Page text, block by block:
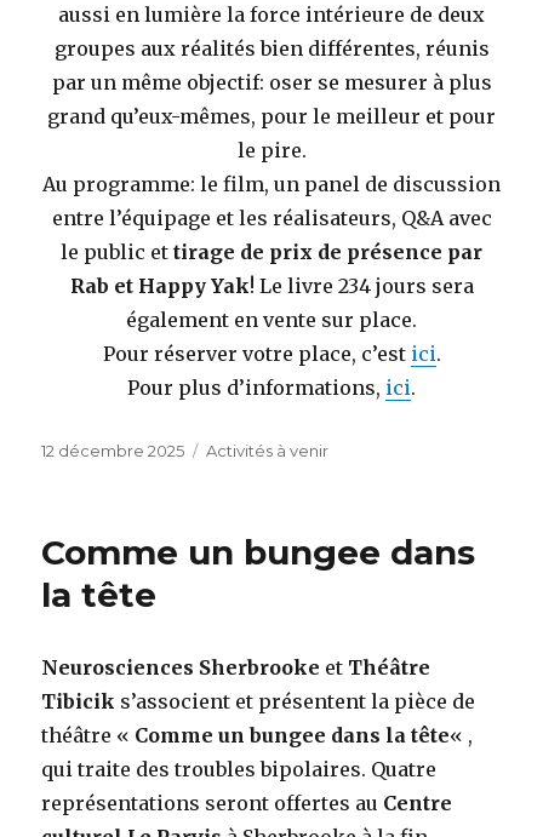
aussi en lumière la force intérieure de deux
groupes aux réalités bien différentes, réunis
par un même objectif: oser se mesurer à plus
grand qu’eux-mêmes, pour le meilleur et pour
le pire.
Au programme: le film, un panel de discussion
entre l’équipage et les réalisateurs, Q&A avec
le public et tirage de prix de présence par
Rab et Happy Yak! Le livre 234 jours sera
également en vente sur place.
Pour réserver votre place, c’est ici.
Pour plus d’informations, ici.
Publié
12 décembre 2025 Catégories
Activités à venir
Comme un bungee dans
la tête
Neurosciences Sherbrooke et Théâtre
Tibicik s’associent et présentent la pièce de
théâtre « Comme un bungee dans la tête« ,
qui traite des troubles bipolaires. Quatre
représentations seront offertes au Centre